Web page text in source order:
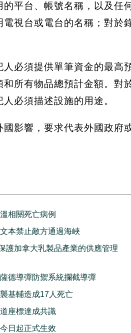
平台、帳號名稱，以及
視台或電台的名稱；對
必須提供單筆資金的最
所有物品總預計金額。
必須描述設施的用途。
影響，要求代表外國政
相關死亡病例
本禁止敵方通過海峽
護加拿大乳製品產業的供應管理
德導彈防禦系統攔截導彈
基輔造成17人死亡
座標達成共識
日起正式生效